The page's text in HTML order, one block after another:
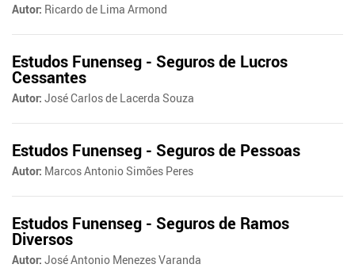
Autor: Ricardo de Lima Armond
Estudos Funenseg - Seguros de Lucros
Cessantes
Autor: José Carlos de Lacerda Souza
Estudos Funenseg - Seguros de Pessoas
Autor: Marcos Antonio Simões Peres
Estudos Funenseg - Seguros de Ramos
Diversos
Autor: José Antonio Menezes Varanda